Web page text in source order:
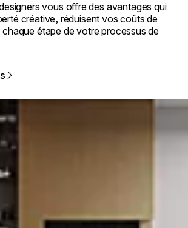
vous offre des avantages qui
créative, réduisent vos coûts de
étape de votre processus de